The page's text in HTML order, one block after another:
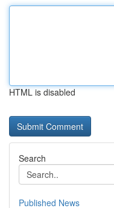
HTML is disabled
Search
Published News